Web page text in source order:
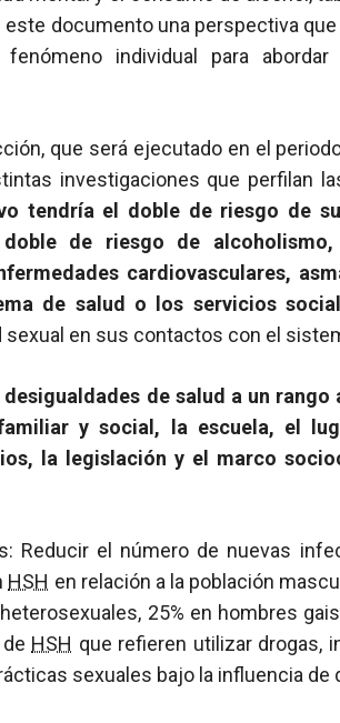
documento una perspectiva
individual para abordar
que será ejecutado en el
investigaciones que perfilan
tendría el doble de riesgo de
de riesgo de
cardiovasculares,
de salud o los servicios
en sus contactos con el
desigualdades de salud a un
y social, la escuela, el
la legislación y el marco
Reducir el número de nuevas
HSH en relación a la población
25% en hombres
HSH que refieren utilizar drogas,
sexuales bajo la influencia de